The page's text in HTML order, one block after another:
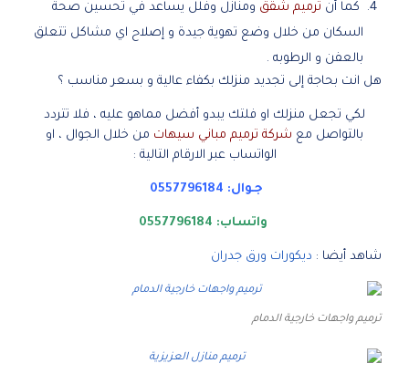
كما أن ترميم شقق ومنازل وفلل يساعد في تحسين صحة
السكان من خلال وضع تهوية جيدة و إصلاح اي مشاكل تتعلق
بالعفن و الرطوبه .
هل انت بحاجة إلى تجديد منزلك بكفاء عالية و بسعر مناسب ؟
لكي تجعل منزلك او فلتك يبدو أفضل مماهو عليه ، فلا تتردد
بالتواصل مع شركة ترميم مباني سيهات من خلال الجوال ، او
الواتساب عبر الارقام التالية :
جـوال: 0557796184
واتساب: 0557796184
شاهد أيضا : ديكورات ورق جدران
ترميم واجهات خارجية الدمام